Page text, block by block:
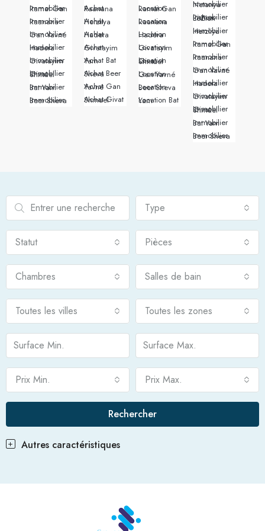
Immobilier Ramat Gan
Immobilier Raanana
Immobilier Gan Yavné
Immobilier Hadera
Immobilier Givatayim
Immobilier Givat Shmuel
Immobilier Bat Yam
Immobilier Beer Sheva
Achat Raanana
Achat Herzliya
Achat Hadera
Achat Givatayim
Achat Bat Yam
Achat Beer Sheva
Achat Gan Yavné
Achat Givat Shmuel
Location Ramat Gan
Location Raanana
Location Hadera
Location Givatayim
Location Givat Shmuel
Location Gan Yavné
Location Beer Sheva
Location Bat Yam
Immobilier Netanya
Immobilier Rishon LeZion
Immobilier Herzliya
Immobilier Ramat Gan
Immobilier Raanana
Immobilier Gan Yavné
Immobilier Hadera
Immobilier Givatayim
Immobilier Givat Shmuel
Immobilier Bat Yam
Immobilier Beer Sheva
Type
Statut Pièces
Chambres Salles de bain
Toutes les villes Toutes les zones
Prix Min. Prix Max.
Rechercher
Autres caractéristiques